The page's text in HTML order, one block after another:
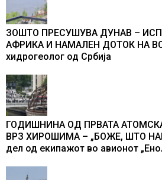
ЗОШТО ПРЕСУШУВА ДУНАВ –
АФРИКА И НАМАЛЕН ДОТОК НА
хидрогеолог од Србија
ГОДИШНИНА ОД ПРВАТА
ВРЗ ХИРОШИМА – „БОЖЕ, ШТО
дел од екипажот во авионот
промени текот на историјата